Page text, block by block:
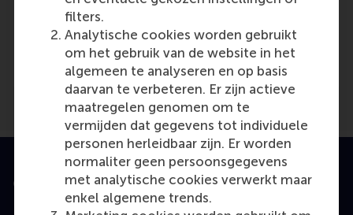
filters.
Analytische cookies worden gebruikt
om het gebruik van de website in het
algemeen te analyseren en op basis
daarvan te verbeteren. Er zijn actieve
maatregelen genomen om te
vermijden dat gegevens tot individuele
personen herleidbaar zijn. Er worden
normaliter geen persoonsgegevens
met analytische cookies verwerkt maar
enkel algemene trends.
Nederlands Dagblad(Online)
Nederlands Dagblad (Newspaper)
Geaccrediteerd door